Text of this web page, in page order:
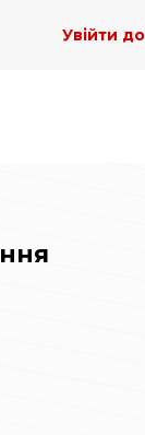
Увійти